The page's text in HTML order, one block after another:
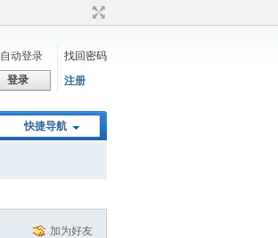
自动登录
找回密码
登录 注册
快捷导航
加为好友